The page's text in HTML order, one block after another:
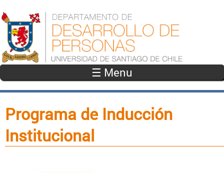
☰ Menu
Programa de Inducción
Institucional